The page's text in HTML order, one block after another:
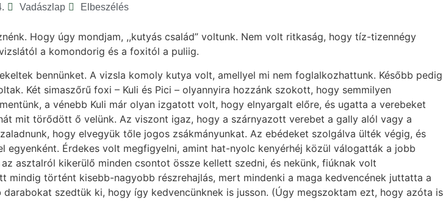
Vadászlap Elbeszélés
Hogy úgy mondjam, ,,kutyás család” voltunk. Nem volt ritkaság, hogy tíz-tizennégy
a komondorig és a foxitól a puliig.
bennünket. A vizsla komoly kutya volt, amellyel mi nem foglalkozhattunk. Később pedig
Két simaszőrű foxi – Kuli és Pici – olyannyira hozzánk szokott, hogy semmilyen
a vénebb Kuli már olyan izgatott volt, hogy elnyargalt előre, és ugatta a verebeket
mit törődött ő velünk. Az viszont igaz, hogy a szárnyazott verebet a gally alól vagy a
hogy elvegyük tőle jogos zsákmányunkat. Az ebédeket szolgálva ülték végig, és
Érdekes volt megfigyelni, amint hat-nyolc kenyérhéj közül válogatták a jobb
asztalról kikerülő minden csontot össze kellett szedni, és nekünk, fiúknak volt
történt kisebb-nagyobb részrehajlás, mert mindenki a maga kedvencének juttatta a
szedtük ki, hogy így kedvencünknek is jusson. (Úgy megszoktam ezt, hogy azóta is